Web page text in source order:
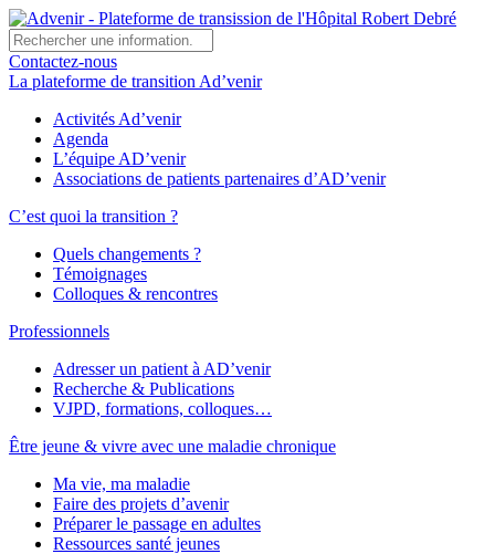
Contactez-nous
La plateforme de transition Ad’venir
Activités Ad’venir
Agenda
L’équipe AD’venir
Associations de patients partenaires d’AD’venir
C’est quoi la transition ?
Quels changements ?
Témoignages
Colloques & rencontres
Professionnels
Adresser un patient à AD’venir
Recherche & Publications
VJPD, formations, colloques…
Être jeune & vivre avec une maladie chronique
Ma vie, ma maladie
Faire des projets d’avenir
Préparer le passage en adultes
Ressources santé jeunes